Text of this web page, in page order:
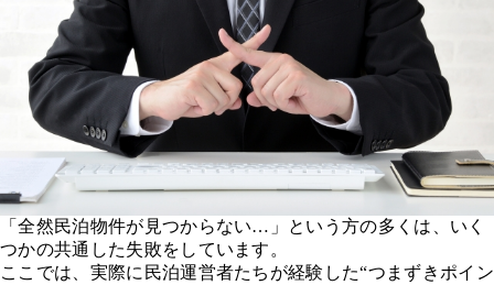
「全然民泊物件が見つからない…」という方の多くは、いく
つかの共通した失敗をしています。
ここでは、実際に民泊運営者たちが経験した“つまずきポイン